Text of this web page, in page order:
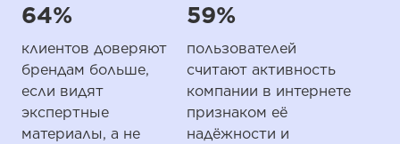
64%
клиентов доверяют
брендам больше,
если видят
экспертные
материалы, а не
59%
пользователей
считают активность
компании в интернете
признаком её
надёжности и